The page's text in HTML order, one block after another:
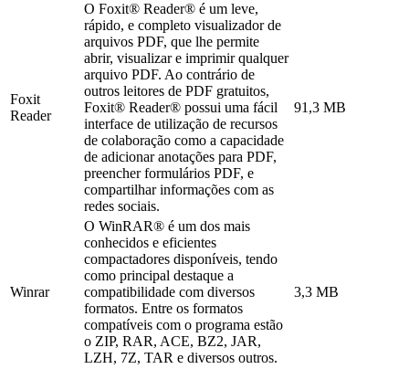
Foxit
Reader
O Foxit® Reader® é um leve,
rápido, e completo visualizador de
arquivos PDF, que lhe permite
abrir, visualizar e imprimir qualquer
arquivo PDF. Ao contrário de
outros leitores de PDF gratuitos,
Foxit® Reader® possui uma fácil
interface de utilização de recursos
de colaboração como a capacidade
de adicionar anotações para PDF,
preencher formulários PDF, e
compartilhar informações com as
redes sociais.
91,3 MB
Winrar
O WinRAR® é um dos mais
conhecidos e eficientes
compactadores disponíveis, tendo
como principal destaque a
compatibilidade com diversos
formatos. Entre os formatos
compatíveis com o programa estão
o ZIP, RAR, ACE, BZ2, JAR,
LZH, 7Z, TAR e diversos outros.
3,3 MB